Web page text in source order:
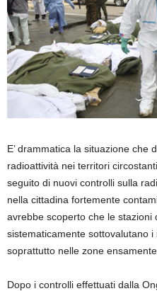
E’ drammatica la situazione che
radioattività nei territori
seguito di nuovi controlli sulla
nella cittadina fortemente
avrebbe scoperto che le stazioni
sistematicamente sottovalutano i
soprattutto nelle zone
Dopo i controlli effettuati dalla